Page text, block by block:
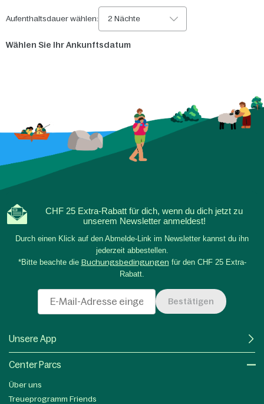
Aufenthaltsdauer wählen: 2 Nächte
Wählen Sie Ihr Ankunftsdatum
CHF 25 Extra-Rabatt für dich, wenn du dich jetzt zu
unserem Newsletter anmeldest!
Durch einen Klick auf den Abmelde-Link im Newsletter kannst du ihn
jederzeit abbestellen.
*Bitte beachte die Buchungsbedingungen für den CHF 25 Extra-
Rabatt.
Bestätigen
Unsere App
Center Parcs
Über uns
Treueprogramm Friends